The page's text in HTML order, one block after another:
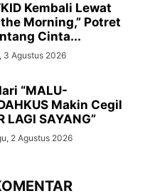
Kembali Lewat
Morning,” Potret
Cinta...
3 Agustus 2026
“MALU-
Makin Cegil
LAGI SAYANG”
2 Agustus 2026